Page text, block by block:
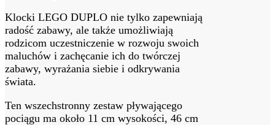
Klocki LEGO DUPLO nie tylko zapewniają
radość zabawy, ale także umożliwiają
rodzicom uczestniczenie w rozwoju swoich
maluchów i zachęcanie ich do twórczej
zabawy, wyrażania siebie i odkrywania
świata.
Ten wszechstronny zestaw pływającego
pociągu ma około 11 cm wysokości, 46 cm